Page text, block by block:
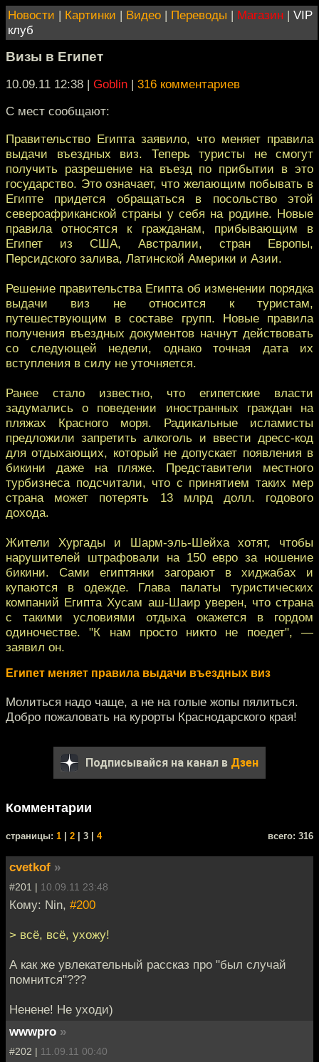
Новости | Картинки | Видео | Переводы | Магазин | VIP
клуб
Визы в Египет
10.09.11 12:38 | Goblin | 316 комментариев
C мест сообщают:
Правительство Египта заявило, что меняет правила
выдачи въездных виз. Теперь туристы не смогут
получить разрешение на въезд по прибытии в это
государство. Это означает, что желающим побывать в
Египте придется обращаться в посольство этой
североафриканской страны у себя на родине. Новые
правила относятся к гражданам, прибывающим в
Египет из США, Австралии, стран Европы,
Персидского залива, Латинской Америки и Азии.
Решение правительства Египта об изменении порядка
выдачи виз не относится к туристам,
путешествующим в составе групп. Новые правила
получения въездных документов начнут действовать
со следующей недели, однако точная дата их
вступления в силу не уточняется.
Ранее стало известно, что египетские власти
задумались о поведении иностранных граждан на
пляжах Красного моря. Радикальные исламисты
предложили запретить алкоголь и ввести дресс-код
для отдыхающих, который не допускает появления в
бикини даже на пляже. Представители местного
турбизнеса подсчитали, что с принятием таких мер
страна может потерять 13 млрд долл. годового
дохода.
Жители Хургады и Шарм-эль-Шейха хотят, чтобы
нарушителей штрафовали на 150 евро за ношение
бикини. Сами египтянки загорают в хиджабах и
купаются в одежде. Глава палаты туристических
компаний Египта Хусам аш-Шаир уверен, что страна
с такими условиями отдыха окажется в гордом
одиночестве. "К нам просто никто не поедет", —
заявил он.
Египет меняет правила выдачи въездных виз
Молиться надо чаще, а не на голые жопы пялиться.
Добро пожаловать на курорты Краснодарского края!
Подписывайся на канал в Дзен
Комментарии
cтраницы: 1 2 | 3 | 4 всего: 316
cvetkof »
#201 | 10.09.11 23:48
Кому: Nin, #200
> всё, всё, ухожу!
А как же увлекательный рассказ про "был случай
помнится"???
Ненене! Не уходи)
wwwpro »
#202 | 11.09.11 00:40